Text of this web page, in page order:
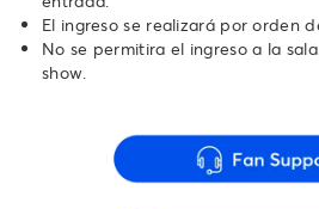
El ingreso se realizará por orden
No se permitira el ingreso a la
show.